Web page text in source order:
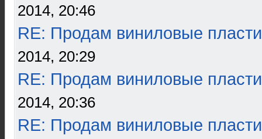
2014, 20:46
RE: Продам виниловые
2014, 20:29
RE: Продам виниловые
2014, 20:36
RE: Продам виниловые